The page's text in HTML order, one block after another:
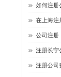
如何注册
在上海注
公司注册
注册长宁
注册公司